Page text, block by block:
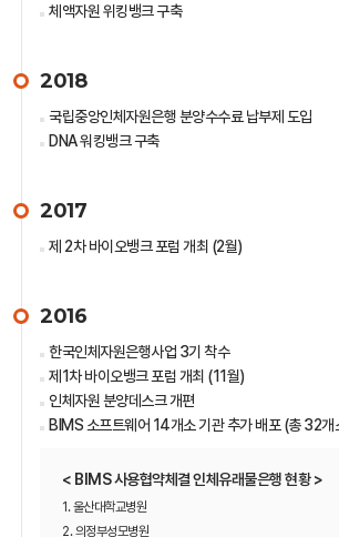
체액자원 위킹뱅크 구축
2018
국립중앙인체자원은행 분양수수료 납부제 도입
DNA 워킹뱅크 구축
2017
제 2차 바이오뱅크 포럼 개최 (2월)
2016
한국인체자원은행사업 3기 착수
제1차 바이오뱅크 포럼 개최 (11월)
인체자원 분양데스크 개편
BIMS 소프트웨어 14개소 기관 추가 배포 (총 32개
< BIMS 사용협약체결 인체유래물은행 현황 >
1. 울산대학교병원
2. 의정부성모병원